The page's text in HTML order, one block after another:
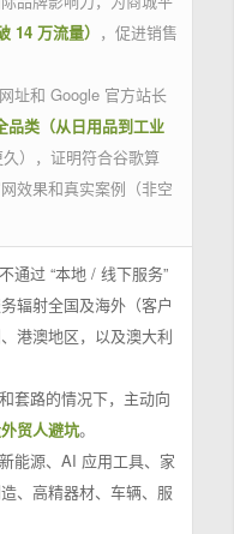
14 万流量） ，促进销售
址和 Google 官方站长
品类（从日用品到工业
），证明符合谷歌算
效果和真实案例（非空
通过 “本地 / 线下服务”
辐射全国及海外（客户
港澳地区，以及澳大利
套路的情况下，主动向
贸人避坑。
能源、AI 应用工具、家
、高精器材、车辆、服